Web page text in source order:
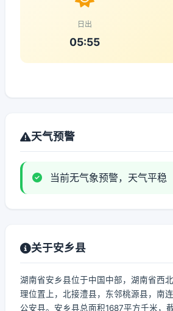
日出
05:55
天气预警
当前无气象预警，天气平稳
关于安乡县
湖南省安乡县位于中国中部，湖南省西
理位置上，北接澧县，东邻桃源县，南
公安县。安乡县总面积1687平方千米，